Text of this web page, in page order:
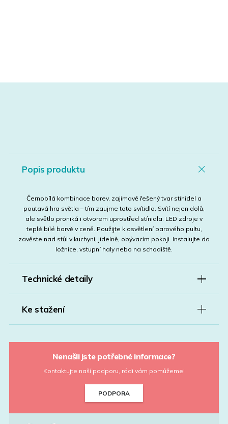
Popis produktu
Černobílá kombinace barev, zajímavě řešený tvar stínidel a
poutavá hra světla – tím zaujme toto svítidlo. Svítí nejen dolů,
ale světlo proniká i otvorem uprostřed stínidla. LED zdroje v
teplé bílé barvě v ceně. Použijte k osvětlení barového pultu,
zavěste nad stůl v kuchyni, jídelně, obývacím pokoji. Instalujte do
ložnice, vstupní haly nebo na schodiště.
Technické detaily
Ke stažení
Nenašli jste potřebné informace?
Kontaktujte naší podporu, rádi vám pomůžeme!
PODPORA